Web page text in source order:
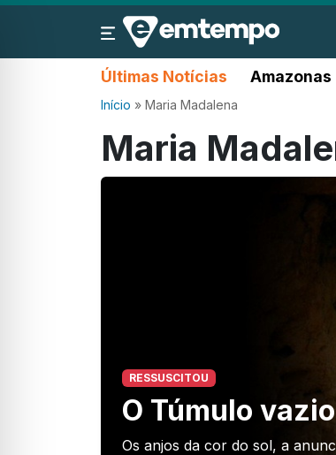
Últimas Notícias Amazonas
Início » Maria Madalena
Maria
RESSUSCITOU
O Túmulo
Os anjos da cor do sol, a